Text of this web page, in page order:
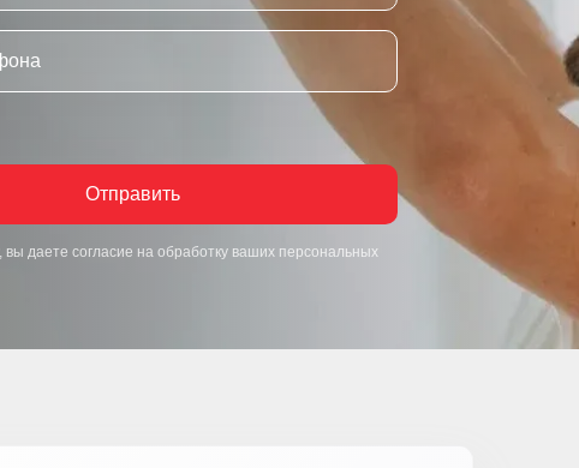
Отправить
вы даете согласие на обработку ваших персональных